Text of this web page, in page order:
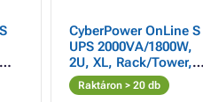
CyberPower OnLine S
UPS 2000VA/1800W,
2U, XL, Rack/Tower,
2U, XL, Rack/Tower
Raktáron > 20 db